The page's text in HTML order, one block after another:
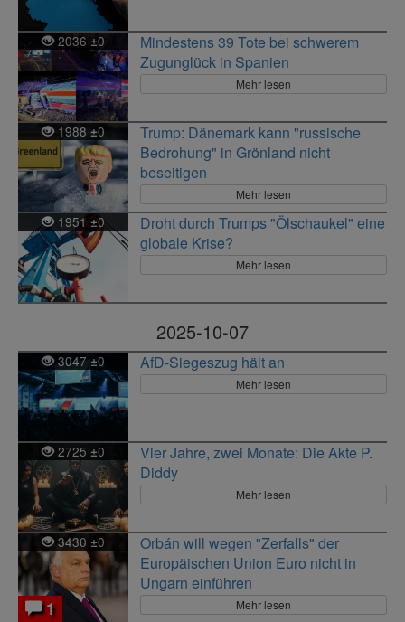
2036 ±0
Mindestens 39 Tote bei schwerem
Zugunglück in Spanien
Mehr lesen
1988±0
Trump: Dänemark kann "russische
Bedrohung" in Grönland nicht
beseitigen
Mehr lesen
1951 ±0
Droht durch Trumps "Ölschaukel" eine
globale Krise?
Mehr lesen
2025-10-07
3047 ±0 AfD-Siegeszug hält an
Mehr lesen
2725 ±0
Vier Jahre, zwei Monate: Die Akte P.
Diddy
Mehr lesen
3430 ±0
1
Orbán will wegen "Zerfalls" der
Europäischen Union Euro nicht in
Ungarn einführen
Mehr lesen